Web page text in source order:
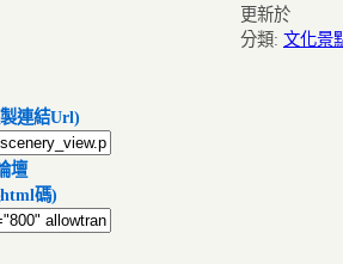
更新於
分類: 文化景
連結Url)
壇
碼)